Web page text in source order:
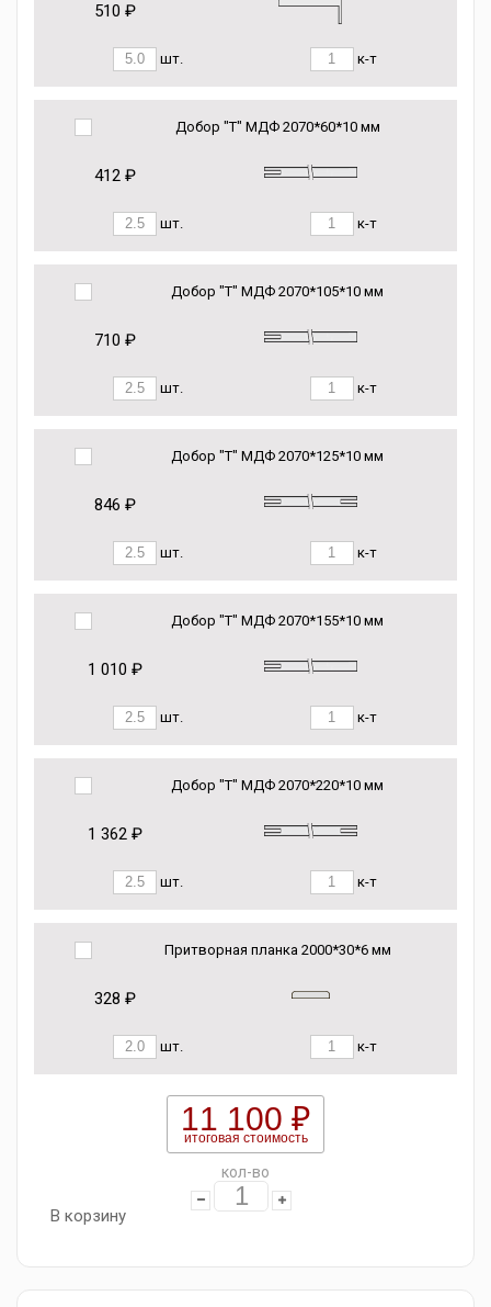
510 ₽
шт. к-т
Добор "Т" МДФ 2070*60*10 мм
412 ₽
шт. к-т
Добор "Т" МДФ 2070*105*10 мм
710 ₽
шт. к-т
Добор "Т" МДФ 2070*125*10 мм
846 ₽
шт. к-т
Добор "Т" МДФ 2070*155*10 мм
1 010 ₽
шт. к-т
Добор "Т" МДФ 2070*220*10 мм
1 362 ₽
шт. к-т
Притворная планка 2000*30*6 мм
328 ₽
шт. к-т
11 100 ₽
итоговая стоимость
кол-во
В корзину